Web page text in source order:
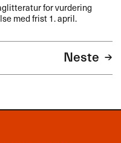
for vurdering
med frist 1. april.
Neste